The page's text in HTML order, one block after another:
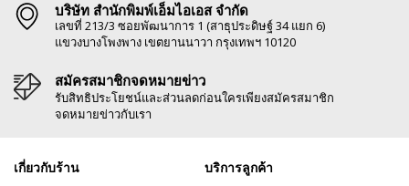
บริษัท สำนักพิมพ์เอ็มไอเอส จำกัด
เลขที่ 213/3 ซอยพัฒนาการ 1 (สาธุประดิษฐ์ 34 แยก 6)
แขวงบางโพงพาง เขตยานนาวา กรุงเทพฯ 10120
สมัครสมาชิกจดหมายข่าว
รับสิทธิประโยชน์และส่วนลดก่อนใครเพียงสมัครสมาชิก
จดหมายข่าวกับเรา
เกี่ยวกับร้าน บริการลูกค้า